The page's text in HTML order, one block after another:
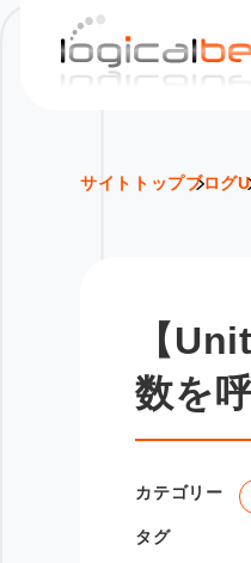
サイトトップブログ
【
数を
カテゴリー
タグ